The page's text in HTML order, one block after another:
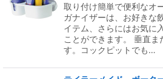
取り付け簡単で便利なオ
ガナイザーは、お好きな
イテム、さらにはお気に
ことができます。 垂直ま
す。コックピットでも…